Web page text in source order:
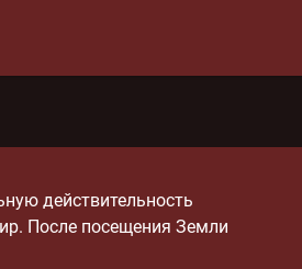
действительность
После посещения Земли